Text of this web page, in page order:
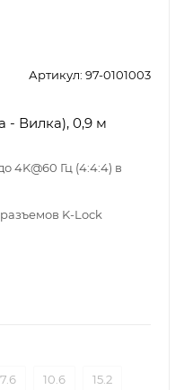
Артикул: 97-0101003
- Вилка), 0,9 м
4K@60 Гц (4:4:4) в
K-Lock
7.6 10.6 15.2